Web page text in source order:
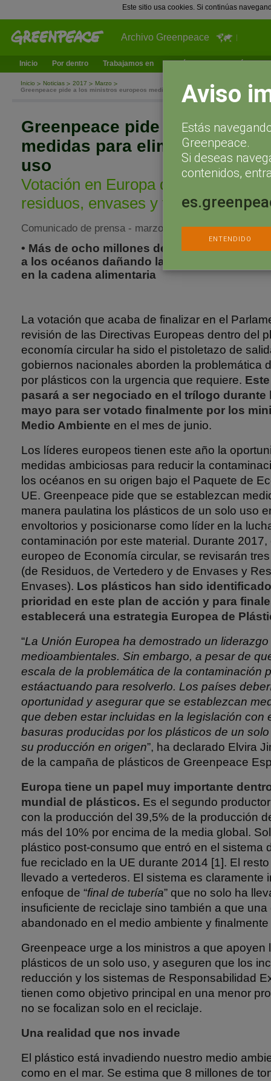
Este sitio usa cookies. Si continúas
Archivo Greenpeace
Inicio Por dentro Trabajamos en ¿Qué puedes hacer tú?
Inicio Noticias 2017
Marzo
Greenpeace pide a los ministros europeos medidas para eliminar el plástico de un
Greenpeace pide a los
medidas para eliminar el
uso
Votación en Europa del paquete de
residuos, envases y vertedero
Comunicado de prensa - marzo 14, 2017
• Más de ocho millones de toneladas de
a los océanos dañando la vida marina y
en la cadena alimentaria
La votación que acaba de finalizar en el
revisión de las Directivas Europeas dentro del
economía circular ha sido el pistoletazo de
gobiernos nacionales aborden la problemática
por plásticos con la urgencia que requiere.
pasará a ser negociado en el trílogo durante
mayo para ser votado finalmente por los
Medio Ambiente en el mes de junio.
Los líderes europeos tienen este año la
medidas ambiciosas para reducir la
los océanos en su origen bajo el Paquete de
UE. Greenpeace pide que se establezcan
manera paulatina los plásticos de un solo uso
envoltorios y posicionarse como líder en la
contaminación por este material. Durante
europeo de Economía circular, se revisarán
(de Residuos, de Vertedero y de Envases y
Envases). Los plásticos han sido
prioridad en este plan de acción y para
establecerá una estrategia Europea de
“La Unión Europea ha demostrado un
medioambientales. Sin embargo, a pesar de
escala de la problemática de la contaminación
estáactuando para resolverlo. Los países
oportunidad y asegurar que se establezcan
que deben estar incluidas en la legislación con
basuras producidas por los plásticos de un
su producción en origen”, ha declarado Elvira
de la campaña de plásticos de Greenpeace
Europa tiene un papel muy importante
mundial de plásticos. Es el segundo
con la producción del 39,5% de la producción
más del 10% por encima de la media global.
plástico post-consumo que entró en el sistema
fue reciclado en la UE durante 2014 [1]. El
llevado a vertederos. El sistema es claramente
enfoque de “final de tubería” que no solo ha
insuficiente de reciclaje sino también a que
abandonado en el medio ambiente y
Greenpeace urge a los ministros a que apoyen
plásticos de un solo uso, y aseguren que los
reducción y los sistemas de Responsabilidad
tienen como objetivo principal en una menor
no se focalizan solo en el reciclaje.
Una realidad que nos invade
El plástico está invadiendo nuestro medio
como en el mar. Se estima que 8 millones de
Aviso
Estás
Greenpeace.
Si deseas
contenidos,
ENTENDIDO